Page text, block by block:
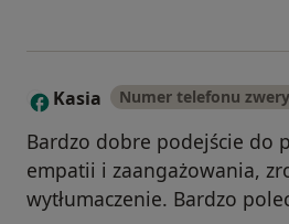
K Kasia Numer telefonu
Bardzo dobre podejście do
empatii i zaangażowania,
wytłumaczenie. Bardzo